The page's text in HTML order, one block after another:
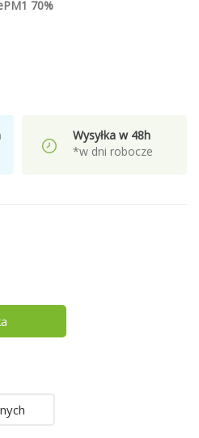
70%
Wysyłka w 48h
*w dni robocze